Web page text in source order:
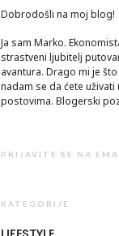
Dobrodošli na moj blog!
Ja sam Marko.
strastveni ljubitelj
avantura. Drago mi je
nadam se da ćete uživati
postovima. Blogerski
PRIJAVITE SE NA
KATEGORIJE